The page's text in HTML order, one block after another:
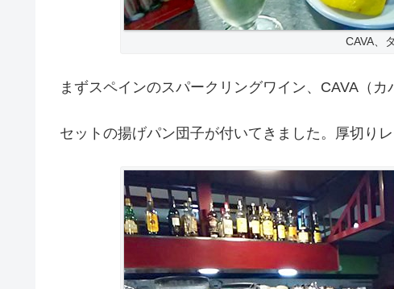
CAVA、
まずスペインのスパークリングワイン、CAVA（カ
セットの揚げパン団子が付いてきました。厚切り